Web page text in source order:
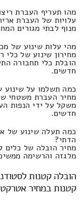
מהו תעריף העברת
עלויות של העברת
מנוף לבתי מגורים המחיר
מהי עלות שינוע של
מחירון שינוע של כלי
חדשים.
כמה תשלמו על שינוע
מחיר העברת משטחי
חדשים.
כמה תעלה שינוע של
הדתי?
מחיר הובלה של כלים
מלגזה והרשימה ממשיכה, התמחור
הובלה קטנות
קטנות במחיר